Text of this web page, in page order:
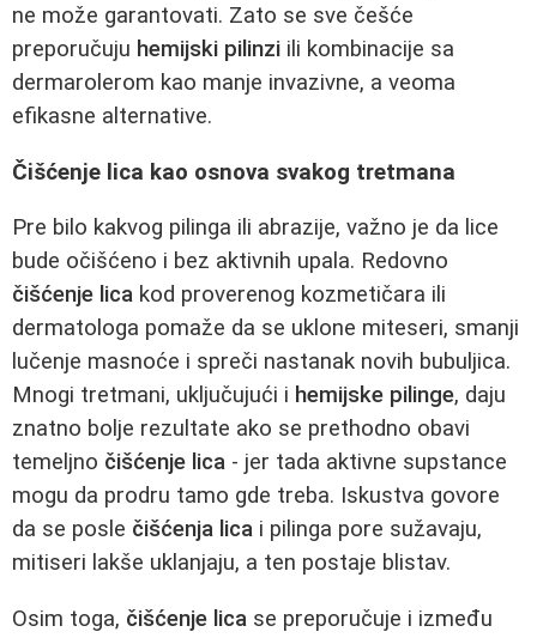
ne može garantovati. Zato se sve češće
preporučuju hemijski pilinzi ili kombinacije sa
dermarolerom kao manje invazivne, a veoma
efikasne alternative.
Čišćenje lica kao osnova svakog tretmana
Pre bilo kakvog pilinga ili abrazije, važno je da lice
bude očišćeno i bez aktivnih upala. Redovno
čišćenje lica kod proverenog kozmetičara ili
dermatologa pomaže da se uklone miteseri, smanji
lučenje masnoće i spreči nastanak novih bubuljica.
Mnogi tretmani, uključujući i hemijske pilinge, daju
znatno bolje rezultate ako se prethodno obavi
temeljno čišćenje lica - jer tada aktivne supstance
mogu da prodru tamo gde treba. Iskustva govore
da se posle čišćenja lica i pilinga pore sužavaju,
mitiseri lakše uklanjaju, a ten postaje blistav.
Osim toga, čišćenje lica se preporučuje i između